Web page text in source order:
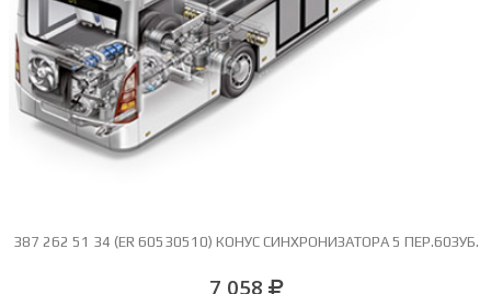
387 262 51 34 (ER 60530510) КОНУС СИНХРОНИЗАТОРА 5 ПЕР.60ЗУБ.
7 058